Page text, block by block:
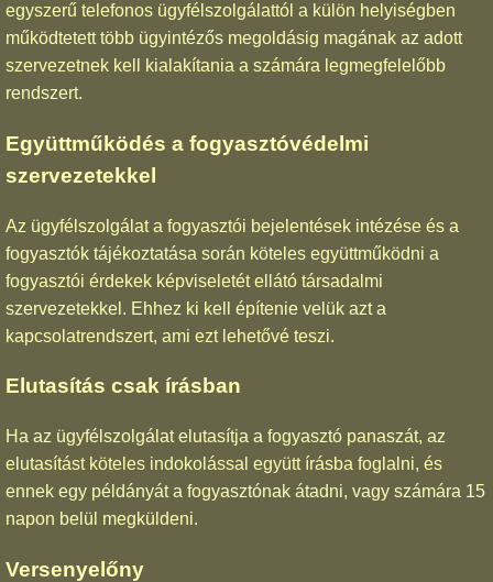
egyszerű telefonos ügyfélszolgálattól a külön helyiségben
működtetett több ügyintézős megoldásig magának az adott
szervezetnek kell kialakítania a számára legmegfelelőbb
rendszert.
Együttműködés a fogyasztóvédelmi
szervezetekkel
Az ügyfélszolgálat a fogyasztói bejelentések intézése és a
fogyasztók tájékoztatása során köteles együttműködni a
fogyasztói érdekek képviseletét ellátó társadalmi
szervezetekkel. Ehhez ki kell építenie velük azt a
kapcsolatrendszert, ami ezt lehetővé teszi.
Elutasítás csak írásban
Ha az ügyfélszolgálat elutasítja a fogyasztó panaszát, az
elutasítást köteles indokolással együtt írásba foglalni, és
ennek egy példányát a fogyasztónak átadni, vagy számára 15
napon belül megküldeni.
Versenyelőny